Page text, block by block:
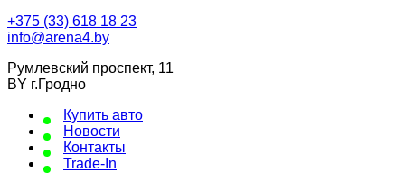
+375 (33) 618 18 23
info@arena4.by
Румлевский проспект, 11
BY г.Гродно
Купить авто
Новости
Контакты
Trade-In